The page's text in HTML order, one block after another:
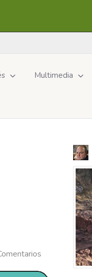
Multimedia